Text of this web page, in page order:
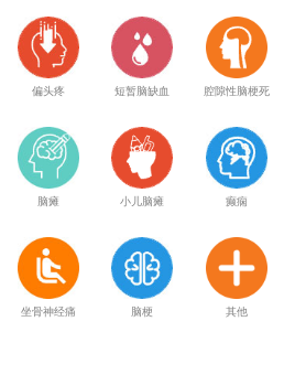
偏头疼 短暂脑缺血 腔隙性脑梗死
脑瘫 小儿脑瘫 癫痫
坐骨神经痛 脑梗 其他